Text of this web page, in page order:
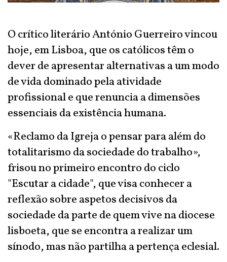
O crítico literário António Guerreiro vincou
hoje, em Lisboa, que os católicos têm o
dever de apresentar alternativas a um modo
de vida dominado pela atividade
profissional e que renuncia a dimensões
essenciais da existência humana.
«Reclamo da Igreja o pensar para além do
totalitarismo da sociedade do trabalho»,
frisou no primeiro encontro do ciclo
"Escutar a cidade", que visa conhecer a
reflexão sobre aspetos decisivos da
sociedade da parte de quem vive na diocese
lisboeta, que se encontra a realizar um
sínodo, mas não partilha a pertença eclesial.